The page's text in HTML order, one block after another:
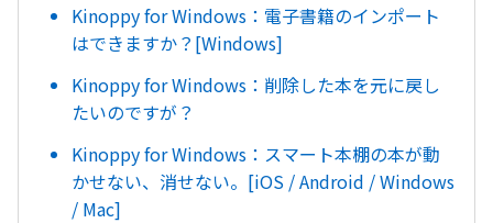
Kinoppy for Windows：電子書籍のインポート
はできますか？[Windows]
Kinoppy for Windows：削除した本を元に戻し
たいのですが？
Kinoppy for Windows：スマート本棚の本が動
かせない、消せない。[iOS / Android / Windows
/ Mac]